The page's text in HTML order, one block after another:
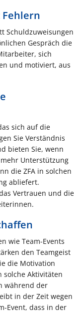
Schuldzuweisungen
Gespräch die
sich
und motiviert, aus
sich auf die
Sie Verständnis
bieten Sie, wenn
Unterstützung
die ZFA in solchen
abliefert.
Vertrauen und die
wie Team-Events
den Teamgeist
die Motivation
Aktivitäten
während der
in der Zeit wegen
Event, dass in der